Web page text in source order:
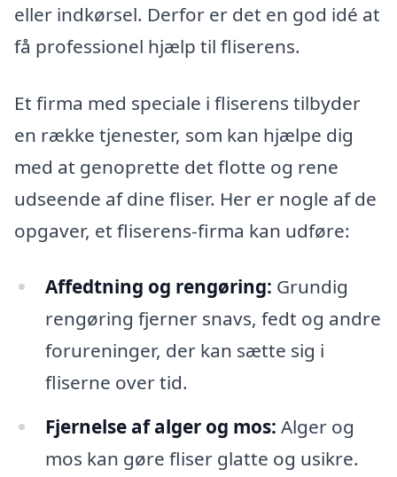
eller indkørsel. Derfor er det en god idé at
få professionel hjælp til fliserens.
Et firma med speciale i fliserens tilbyder
en række tjenester, som kan hjælpe dig
med at genoprette det flotte og rene
udseende af dine fliser. Her er nogle af de
opgaver, et fliserens-firma kan udføre:
Affedtning og rengøring: Grundig
rengøring fjerner snavs, fedt og andre
forureninger, der kan sætte sig i
fliserne over tid.
Fjernelse af alger og mos: Alger og
mos kan gøre fliser glatte og usikre.